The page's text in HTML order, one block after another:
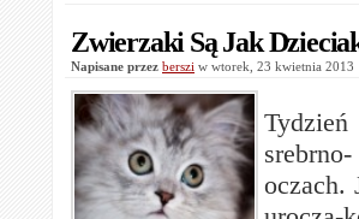
Zwierzaki Są Jak
Napisane przez berszi w wtorek, 23 kwietnia 2013
oczach.